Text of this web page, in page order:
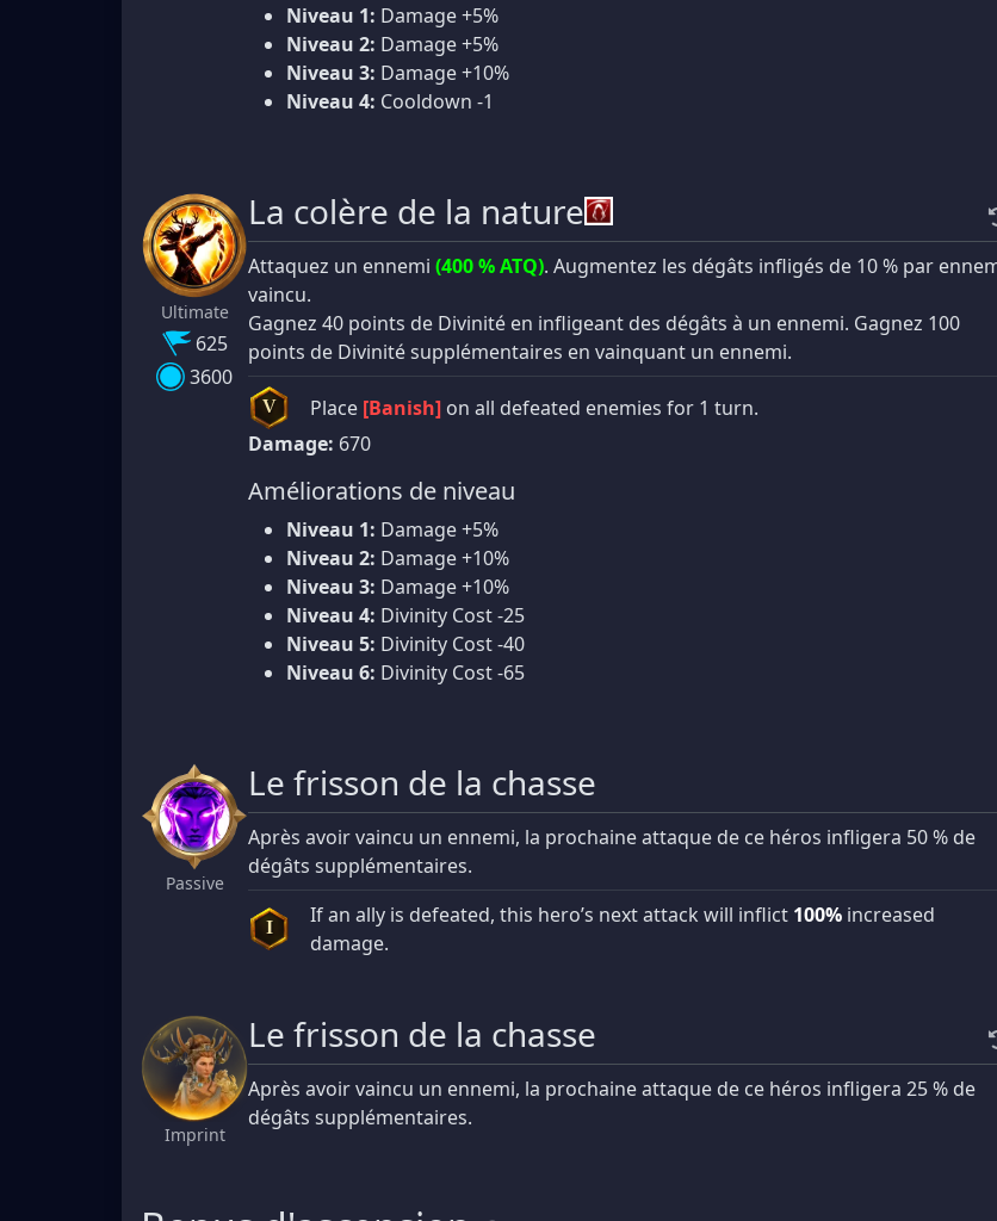
Niveau 1: Damage +5%
Niveau 2: Damage +5%
Niveau 3: Damage +10%
Niveau 4: Cooldown -1
Ultimate
625
3600
La colère de la nature
Attaquez un ennemi (400 % ATQ). Augmentez les dégâts infligés de 10 % par
vaincu.
Gagnez 40 points de Divinité en infligeant des dégâts à un ennemi. Gagnez 100
points de Divinité supplémentaires en vainquant un ennemi.
V Place [Banish] on all defeated enemies for 1 turn.
Damage: 670
Améliorations de niveau
Niveau 1: Damage +5%
Niveau 2: Damage +10%
Niveau 3: Damage +10%
Niveau 4: Divinity Cost -25
Niveau 5: Divinity Cost -40
Niveau 6: Divinity Cost -65
Passive
Le frisson de la chasse
Après avoir vaincu un ennemi, la prochaine attaque de ce héros infligera 50 % de
dégâts supplémentaires.
I If an ally is defeated, this hero’s next attack will inflict 100% increased
damage.
Imprint
Le frisson de la chasse
Après avoir vaincu un ennemi, la prochaine attaque de ce héros infligera 25 % de
dégâts supplémentaires.